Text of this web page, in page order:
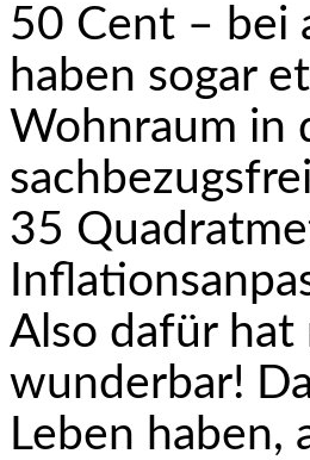
50 Cent – bei
haben sogar
Wohnraum in
35
Also dafür hat
wunderbar!
Leben haben,